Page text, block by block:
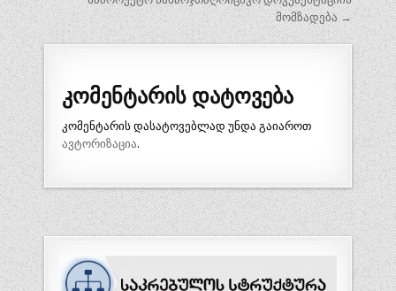
მომზადება →
კომენტარის დატოვება
კომენტარის დასატოვებლად უნდა გაიაროთ
ავტორიზაცია.